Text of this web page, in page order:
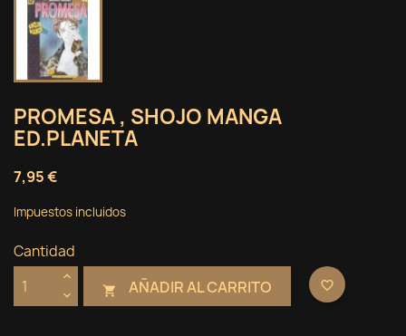
PROMESA , SHOJO MANGA
ED.PLANETA
7,95 €
Impuestos incluidos
Cantidad
 AÑADIR AL CARRITO favorite_border